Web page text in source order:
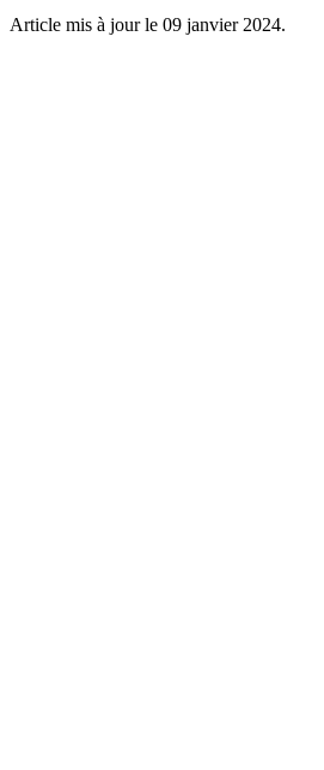
Article mis à jour le 09 janvier 2024.